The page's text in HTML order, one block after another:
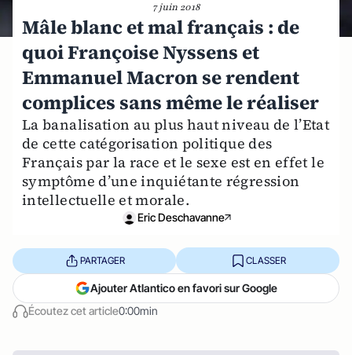
7 juin 2018
Mâle blanc et mal français : de
quoi Françoise Nyssens et
Emmanuel Macron se rendent
complices sans même le réaliser
La banalisation au plus haut niveau de l’Etat
de cette catégorisation politique des
Français par la race et le sexe est en effet le
symptôme d’une inquiétante régression
intellectuelle et morale.
Eric Deschavanne
Écoutez cet article0:00min
PARTAGER CLASSER
Ajouter Atlantico en favori sur Google